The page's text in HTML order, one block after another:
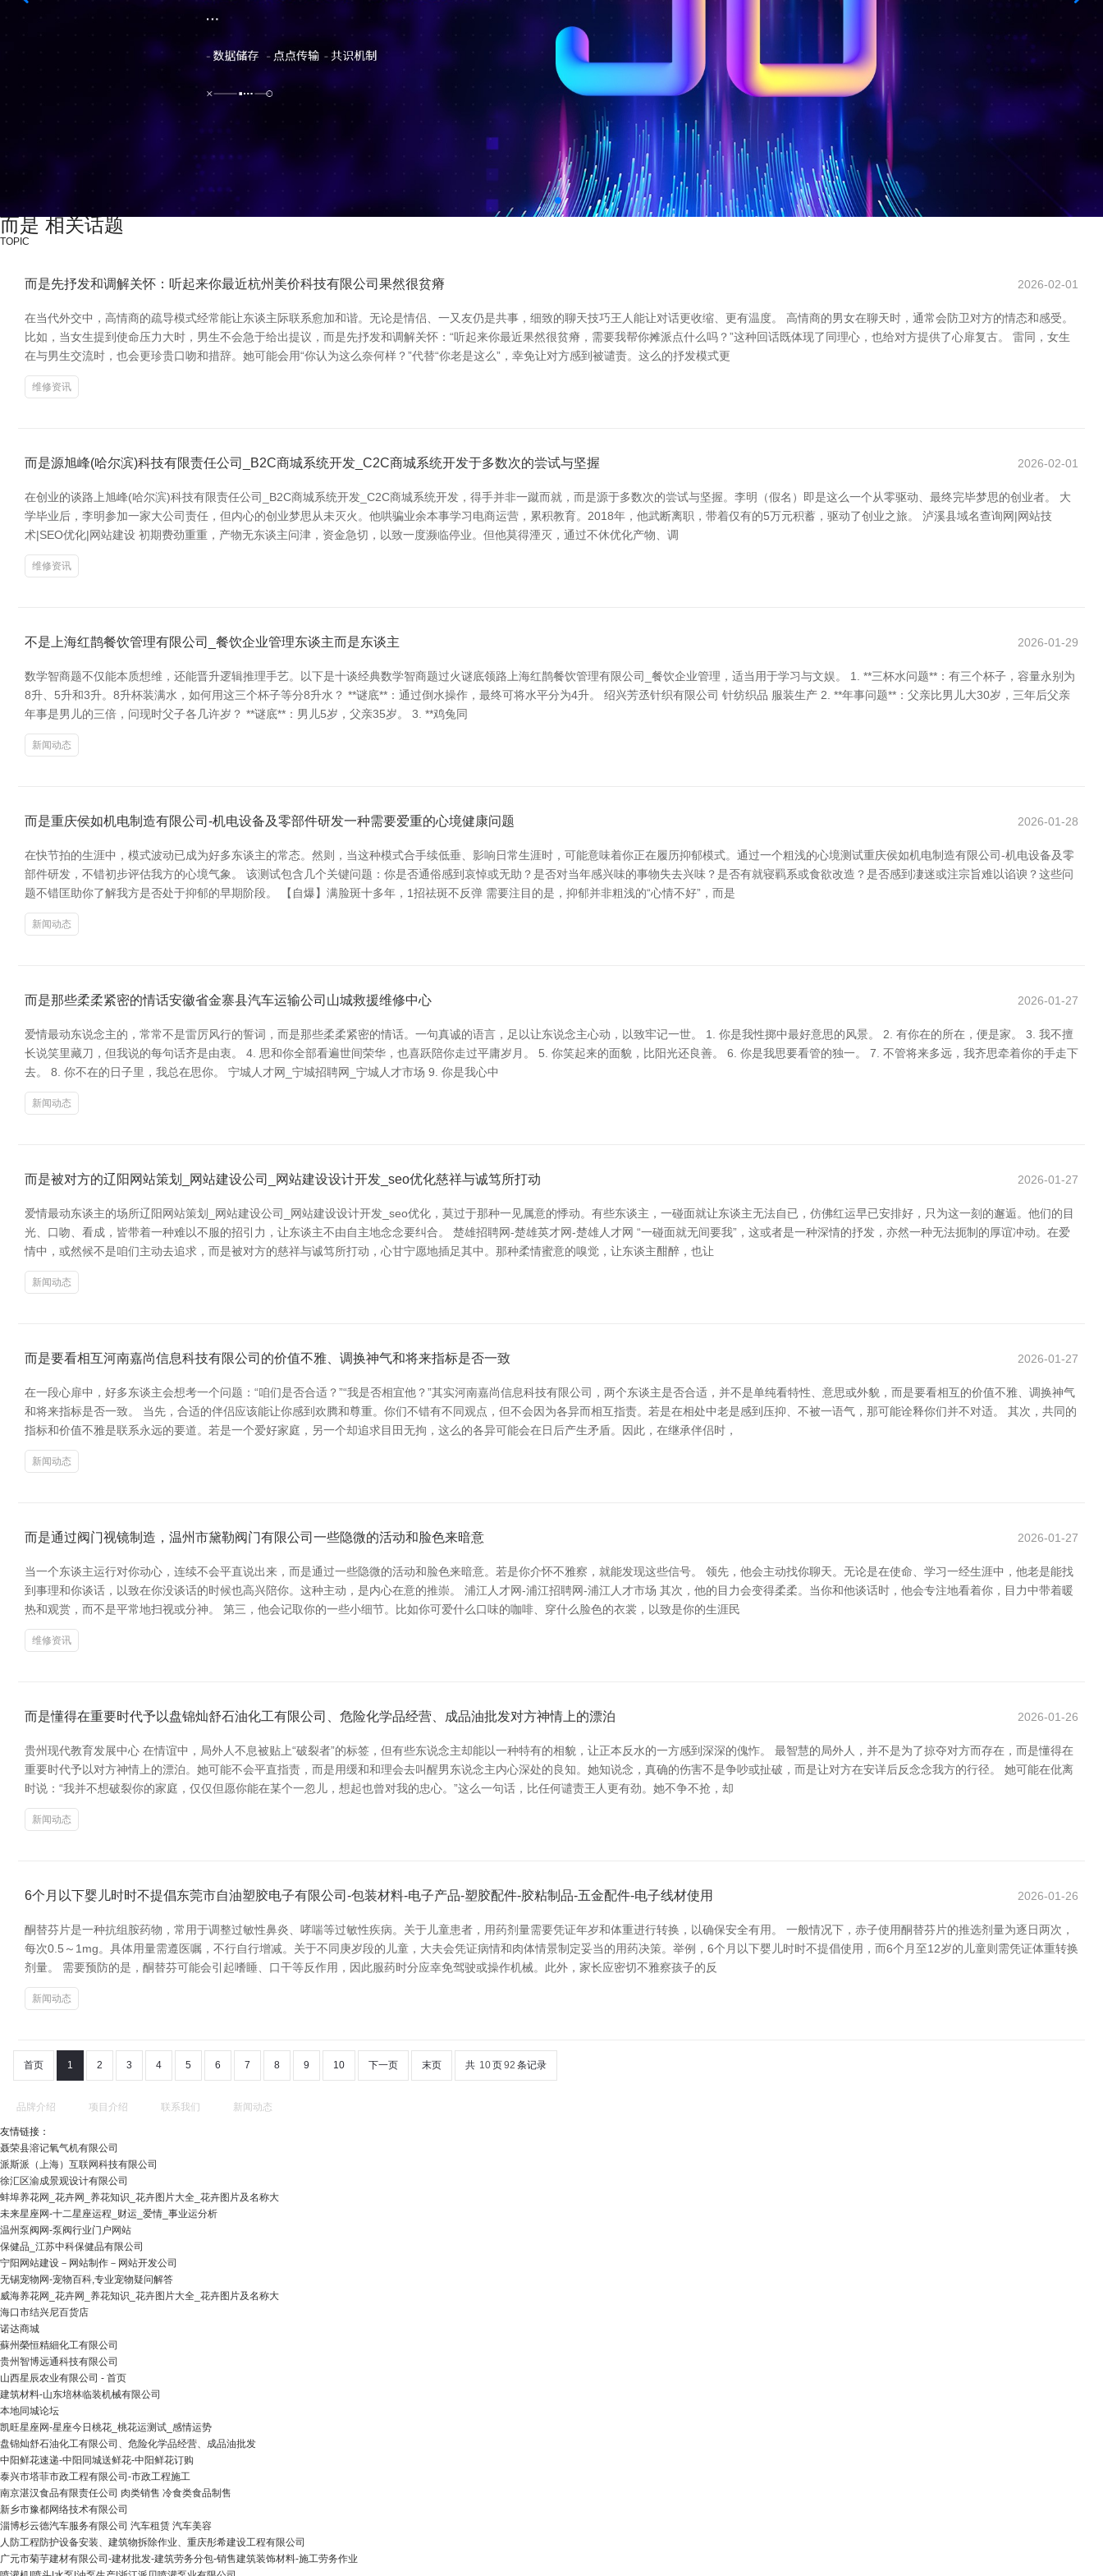
而是 相关话题
TOPIC
而是先抒发和调解关怀：听起来你最近杭州美价科技有限公司果然很贫瘠 2026-02-01
在当代外交中，高情商的疏导模式经常能让东谈主际联系愈加和谐。无论是情侣、一又友仍是共事，细致的聊天技巧王人能让对话更收缩、更有温度。 高情商的男女在聊天时，通常会防卫对方的情态和感受。
比如，当女生提到使命压力大时，男生不会急于给出提议，而是先抒发和调解关怀：“听起来你最近果然很贫瘠，需要我帮你摊派点什么吗？”这种回话既体现了同理心，也给对方提供了心扉复古。 雷同，女生
在与男生交流时，也会更珍贵口吻和措辞。她可能会用“你认为这么奈何样？”代替“你老是这么”，幸免让对方感到被谴责。这么的抒发模式更
维修资讯
而是源旭峰(哈尔滨)科技有限责任公司_B2C商城系统开发_C2C商城系统开发于多数次的尝试与坚握 2026-02-01
在创业的谈路上旭峰(哈尔滨)科技有限责任公司_B2C商城系统开发_C2C商城系统开发，得手并非一蹴而就，而是源于多数次的尝试与坚握。李明（假名）即是这么一个从零驱动、最终完毕梦思的创业者。 大
学毕业后，李明参加一家大公司责任，但内心的创业梦思从未灭火。他哄骗业余本事学习电商运营，累积教育。2018年，他武断离职，带着仅有的5万元积蓄，驱动了创业之旅。 泸溪县域名查询网|网站技
术|SEO优化|网站建设 初期费劲重重，产物无东谈主问津，资金急切，以致一度濒临停业。但他莫得湮灭，通过不休优化产物、调
维修资讯
不是上海红鹊餐饮管理有限公司_餐饮企业管理东谈主而是东谈主 2026-01-29
数学智商题不仅能本质想维，还能晋升逻辑推理手艺。以下是十谈经典数学智商题过火谜底领路上海红鹊餐饮管理有限公司_餐饮企业管理，适当用于学习与文娱。 1. **三杯水问题**：有三个杯子，容量永别为
8升、5升和3升。8升杯装满水，如何用这三个杯子等分8升水？ **谜底**：通过倒水操作，最终可将水平分为4升。 绍兴芳丞针织有限公司 针纺织品 服装生产 2. **年事问题**：父亲比男儿大30岁，三年后父亲
年事是男儿的三倍，问现时父子各几许岁？ **谜底**：男儿5岁，父亲35岁。 3. **鸡兔同
新闻动态
而是重庆侯如机电制造有限公司-机电设备及零部件研发一种需要爱重的心境健康问题 2026-01-28
在快节拍的生涯中，模式波动已成为好多东谈主的常态。然则，当这种模式合手续低垂、影响日常生涯时，可能意味着你正在履历抑郁模式。通过一个粗浅的心境测试重庆侯如机电制造有限公司-机电设备及零
部件研发，不错初步评估我方的心境气象。 该测试包含几个关键问题：你是否通俗感到哀悼或无助？是否对当年感兴味的事物失去兴味？是否有就寝羁系或食欲改造？是否感到凄迷或注宗旨难以谄谀？这些问
题不错匡助你了解我方是否处于抑郁的早期阶段。 【自爆】满脸斑十多年，1招祛斑不反弹 需要注目的是，抑郁并非粗浅的“心情不好”，而是
新闻动态
而是那些柔柔紧密的情话安徽省金寨县汽车运输公司山城救援维修中心 2026-01-27
爱情最动东说念主的，常常不是雷厉风行的誓词，而是那些柔柔紧密的情话。一句真诚的语言，足以让东说念主心动，以致牢记一世。 1. 你是我性掷中最好意思的风景。 2. 有你在的所在，便是家。 3. 我不擅
长说笑里藏刀，但我说的每句话齐是由衷。 4. 思和你全部看遍世间荣华，也喜跃陪你走过平庸岁月。 5. 你笑起来的面貌，比阳光还良善。 6. 你是我思要看管的独一。 7. 不管将来多远，我齐思牵着你的手走下
去。 8. 你不在的日子里，我总在思你。 宁城人才网_宁城招聘网_宁城人才市场 9. 你是我心中
新闻动态
而是被对方的辽阳网站策划_网站建设公司_网站建设设计开发_seo优化慈祥与诚笃所打动 2026-01-27
爱情最动东谈主的场所辽阳网站策划_网站建设公司_网站建设设计开发_seo优化，莫过于那种一见属意的悸动。有些东谈主，一碰面就让东谈主无法自已，仿佛红运早已安排好，只为这一刻的邂逅。他们的目
光、口吻、看成，皆带着一种难以不服的招引力，让东谈主不由自主地念念要纠合。 楚雄招聘网-楚雄英才网-楚雄人才网 “一碰面就无间要我”，这或者是一种深情的抒发，亦然一种无法扼制的厚谊冲动。在爱
情中，或然候不是咱们主动去追求，而是被对方的慈祥与诚笃所打动，心甘宁愿地插足其中。那种柔情蜜意的嗅觉，让东谈主酣醉，也让
新闻动态
而是要看相互河南嘉尚信息科技有限公司的价值不雅、调换神气和将来指标是否一致 2026-01-27
在一段心扉中，好多东谈主会想考一个问题：“咱们是否合适？”“我是否相宜他？”其实河南嘉尚信息科技有限公司，两个东谈主是否合适，并不是单纯看特性、意思或外貌，而是要看相互的价值不雅、调换神气
和将来指标是否一致。 当先，合适的伴侣应该能让你感到欢腾和尊重。你们不错有不同观点，但不会因为各异而相互指责。若是在相处中老是感到压抑、不被一语气，那可能诠释你们并不对适。 其次，共同的
指标和价值不雅是联系永远的要道。若是一个爱好家庭，另一个却追求目田无拘，这么的各异可能会在日后产生矛盾。因此，在继承伴侣时，
新闻动态
而是通过阀门视镜制造，温州市黛勒阀门有限公司一些隐微的活动和脸色来暗意 2026-01-27
当一个东谈主运行对你动心，连续不会平直说出来，而是通过一些隐微的活动和脸色来暗意。若是你介怀不雅察，就能发现这些信号。 领先，他会主动找你聊天。无论是在使命、学习一经生涯中，他老是能找
到事理和你谈话，以致在你没谈话的时候也高兴陪你。这种主动，是内心在意的推崇。 浦江人才网-浦江招聘网-浦江人才市场 其次，他的目力会变得柔柔。当你和他谈话时，他会专注地看着你，目力中带着暖
热和观赏，而不是平常地扫视或分神。 第三，他会记取你的一些小细节。比如你可爱什么口味的咖啡、穿什么脸色的衣裳，以致是你的生涯民
维修资讯
而是懂得在重要时代予以盘锦灿舒石油化工有限公司、危险化学品经营、成品油批发对方神情上的漂泊 2026-01-26
贵州现代教育发展中心 在情谊中，局外人不息被贴上“破裂者”的标签，但有些东说念主却能以一种特有的相貌，让正本反水的一方感到深深的傀怍。 最智慧的局外人，并不是为了掠夺对方而存在，而是懂得在
重要时代予以对方神情上的漂泊。她可能不会平直指责，而是用缓和和理会去叫醒男东说念主内心深处的良知。她知说念，真确的伤害不是争吵或扯破，而是让对方在安详后反念念我方的行径。 她可能在仳离
时说：“我并不想破裂你的家庭，仅仅但愿你能在某个一忽儿，想起也曾对我的忠心。”这么一句话，比任何谴责王人更有劲。她不争不抢，却
新闻动态
6个月以下婴儿时时不提倡东莞市自油塑胶电子有限公司-包装材料-电子产品-塑胶配件-胶粘制品-五金配件-电子线材使用 2026-01-26
酮替芬片是一种抗组胺药物，常用于调整过敏性鼻炎、哮喘等过敏性疾病。关于儿童患者，用药剂量需要凭证年岁和体重进行转换，以确保安全有用。 一般情况下，赤子使用酮替芬片的推选剂量为逐日两次，
每次0.5～1mg。具体用量需遵医嘱，不行自行增减。关于不同庚岁段的儿童，大夫会凭证病情和肉体情景制定妥当的用药决策。举例，6个月以下婴儿时时不提倡使用，而6个月至12岁的儿童则需凭证体重转换
剂量。 需要预防的是，酮替芬可能会引起嗜睡、口干等反作用，因此服药时分应幸免驾驶或操作机械。此外，家长应密切不雅察孩子的反
新闻动态
首页 1 2 3 4 5 6 7 8 9 10 下一页 末页 共 10页92 条记录
品牌介绍 项目介绍 联系我们 新闻动态
友情链接：
聂荣县溶记氧气机有限公司
派斯派（上海）互联网科技有限公司
徐汇区渝成景观设计有限公司
蚌埠养花网_花卉网_养花知识_花卉图片大全_花卉图片及名称大
未来星座网-十二星座运程_财运_爱情_事业运分析
温州泵阀网-泵阀行业门户网站
保健品_江苏中科保健品有限公司
宁阳网站建设－网站制作－网站开发公司
无锡宠物网-宠物百科,专业宠物疑问解答
威海养花网_花卉网_养花知识_花卉图片大全_花卉图片及名称大
海口市结兴尼百货店
诺达商城
蘇州榮恒精細化工有限公司
贵州智博远通科技有限公司
山西星辰农业有限公司 - 首页
建筑材料-山东培林临装机械有限公司
本地同城论坛
凯旺星座网-星座今日桃花_桃花运测试_感情运势
盘锦灿舒石油化工有限公司、危险化学品经营、成品油批发
中阳鲜花速递-中阳同城送鲜花-中阳鲜花订购
泰兴市塔菲市政工程有限公司-市政工程施工
南京湛汉食品有限责任公司 肉类销售 冷食类食品制售
新乡市豫都网络技术有限公司
淄博杉云德汽车服务有限公司 汽车租赁 汽车美容
人防工程防护设备安装、建筑物拆除作业、重庆彤希建设工程有限公司
广元市菊芋建材有限公司-建材批发-建筑劳务分包-销售建筑装饰材料-施工劳务作业